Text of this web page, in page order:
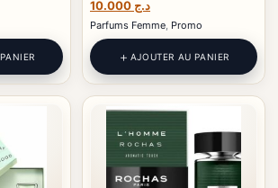
Le
prix
était :
د.جLe
actuel
est :
Parfums Femme, Promo
AJOUTER AU PANIER